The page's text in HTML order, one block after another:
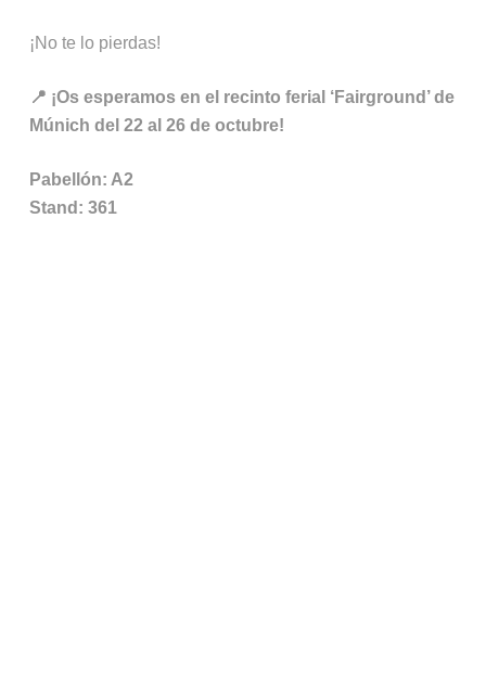
¡No te lo pierdas!
📍 ¡Os esperamos en el recinto ferial ‘Fairground’ de
Múnich del 22 al 26 de octubre!
Pabellón: A2
Stand: 361